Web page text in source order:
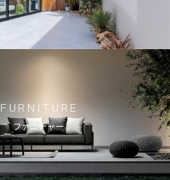
FURNITURE
ファニチャー